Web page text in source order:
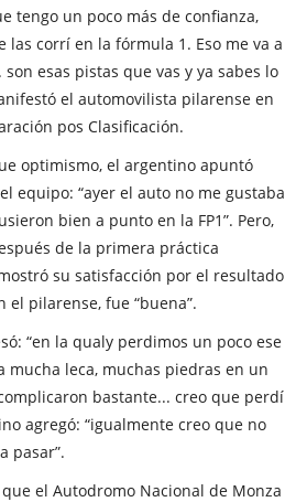
tengo un poco más de confianza,
las corrí en la fórmula 1. Eso me va a
esas pistas que vas y ya sabes lo
el automovilista pilarense en
pos Clasificación.
optimismo, el argentino apuntó
equipo: “ayer el auto no me gustaba
bien a punto en la FP1”. Pero,
de la primera práctica
su satisfacción por el resultado
el pilarense, fue “buena”.
“en la qualy perdimos un poco ese
mucha leca, muchas piedras en un
bastante... creo que perdí
agregó: “igualmente creo que no
pasar”.
el Autodromo Nacional de Monza